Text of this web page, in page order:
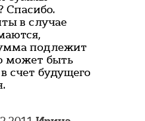
Спасибо.
в случае
подлежит
может быть
счет будущего